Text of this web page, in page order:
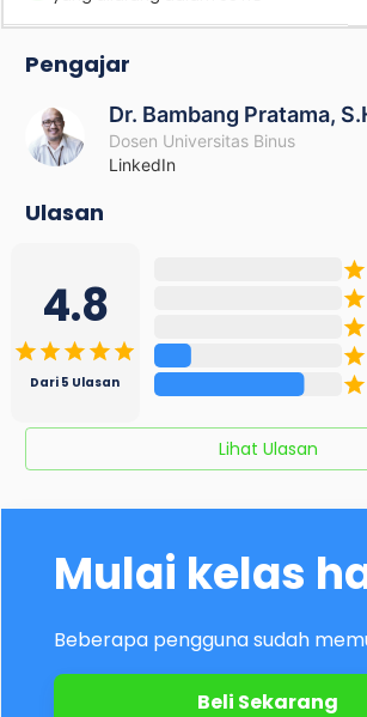
Pengajar
Dr. Bambang Pratama,
Dosen Universitas Binus
LinkedIn
Ulasan
4.8
Dari 5 Ulasan
Lihat Ulasan
Mulai kelas
Beberapa pengguna sudah
Beli Sekarang